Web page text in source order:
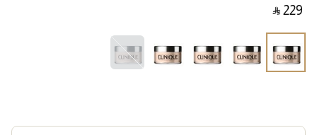
‎ ⃁ ⁦229⁩ ‎